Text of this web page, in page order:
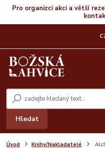
Pro organizci akci a větší
Hledat
Úvod Knihy/Nakladatelé